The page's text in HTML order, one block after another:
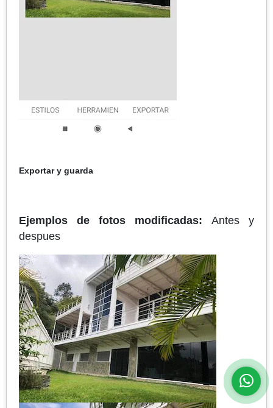
Exportar y guarda
Ejemplos de fotos modificadas: Antes y
despues